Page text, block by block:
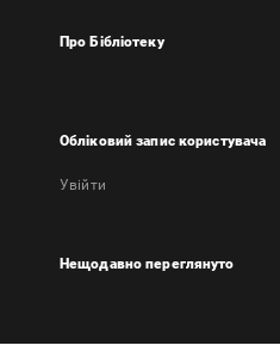
Про Бібліотеку
Обліковий запис користувача
Увійти
Нещодавно переглянуто